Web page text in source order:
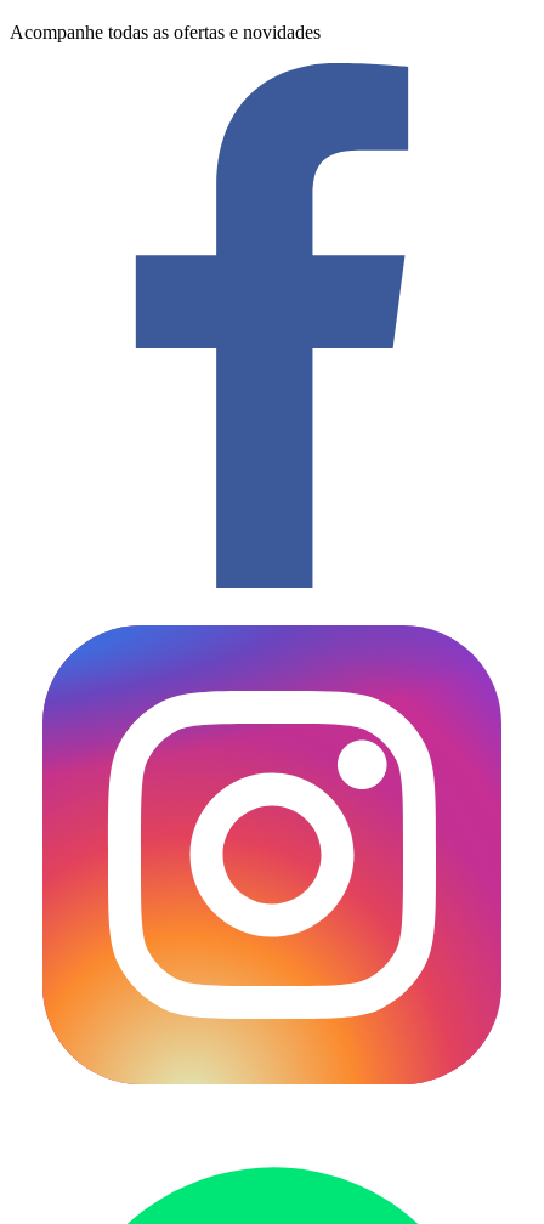
Acompanhe todas as ofertas e novidades